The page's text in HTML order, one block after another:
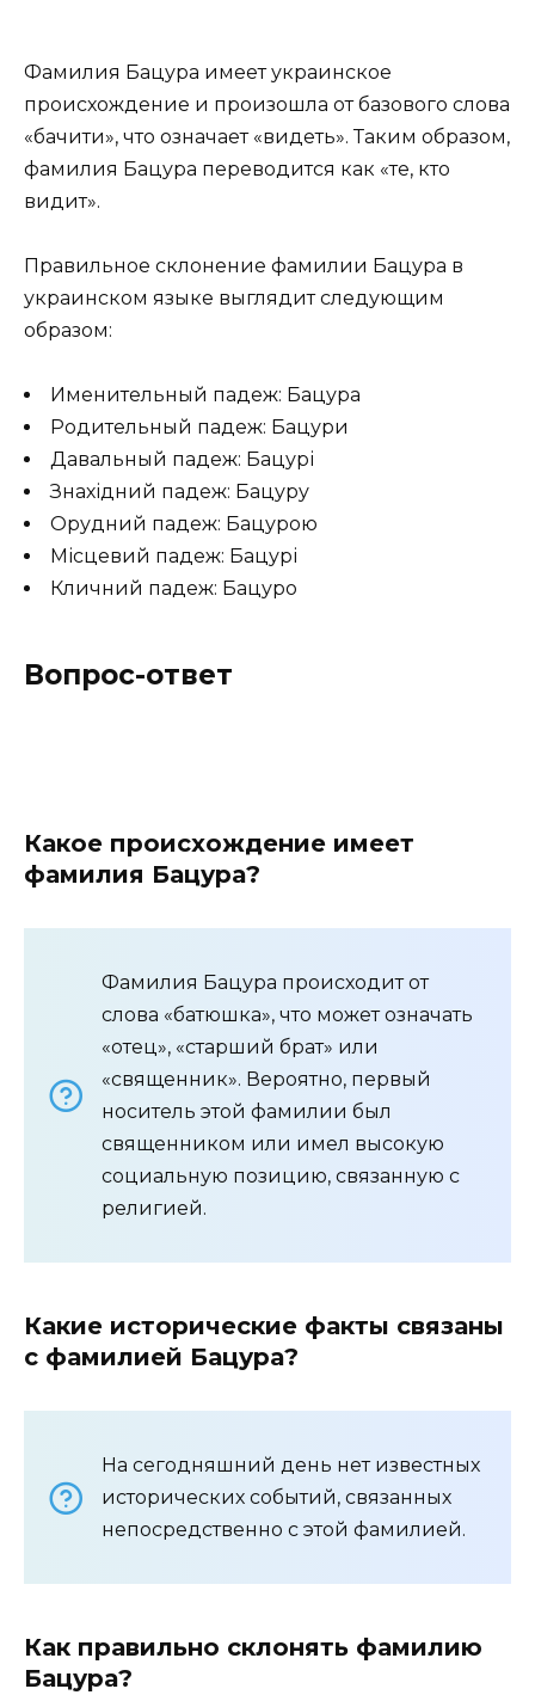
Фамилия Бацура имеет украинское
происхождение и произошла от базового слова
«бачити», что означает «видеть». Таким образом,
фамилия Бацура переводится как «те, кто
видит».
Правильное склонение фамилии Бацура в
украинском языке выглядит следующим
образом:
Именительный падеж: Бацура
Родительный падеж: Бацури
Давальный падеж: Бацурі
Знахідний падеж: Бацуру
Орудний падеж: Бацурою
Місцевий падеж: Бацурі
Кличний падеж: Бацуро
Вопрос-ответ
Какое происхождение имеет
фамилия Бацура?
Фамилия Бацура происходит от
слова «батюшка», что может означать
«отец», «старший брат» или
«священник». Вероятно, первый
носитель этой фамилии был
священником или имел высокую
социальную позицию, связанную с
религией.
Какие исторические факты связаны
с фамилией Бацура?
На сегодняшний день нет известных
исторических событий, связанных
непосредственно с этой фамилией.
Как правильно склонять фамилию
Бацура?